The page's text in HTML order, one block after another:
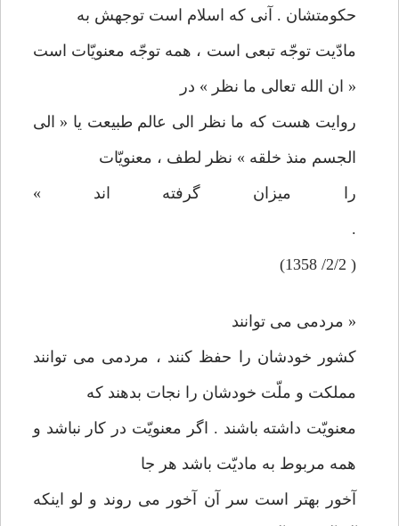
حكومتشان . آنی كه اسلام است توجهش به
مادّيت توجّه تبعی است ، همه توجّه معنويّات است
« ان الله تعالی ما نظر » در
روايت هست كه ما نظر الی عالم طبيعت يا « الی
الجسم منذ خلقه » نظر لطف ، معنويّات
را ميزان گرفته اند »
.
( 2/2/ 1358)
« مردمی می توانند
كشور خودشان را حفظ كنند ، مردمی می توانند
مملكت و ملّت خودشان را نجات بدهند كه
معنويّت داشته باشند . اگر معنويّت در كار نباشد و
همه مربوط به ماديّت باشد هر جا
آخور بهتر است سر آن آخور می روند و لو اينكه